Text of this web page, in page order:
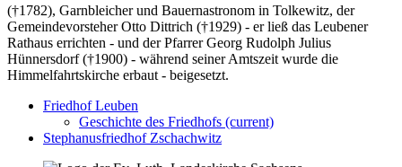
(†1782), Garnbleicher und Bauernastronom in Tolkewitz, der
Gemeindevorsteher Otto Dittrich (†1929) - er ließ das Leubener
Rathaus errichten - und der Pfarrer Georg Rudolph Julius
Hünnersdorf (†1900) - während seiner Amtszeit wurde die
Himmelfahrtskirche erbaut - beigesetzt.
Friedhof Leuben
Geschichte des Friedhofs (current)
Stephanusfriedhof Zschachwitz